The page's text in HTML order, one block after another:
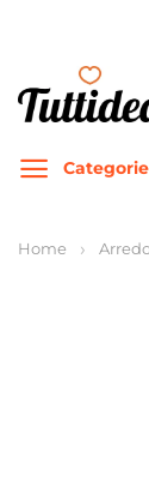
contenuti
Categorie
Home